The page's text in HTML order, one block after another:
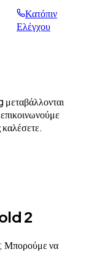
Κατόπιν
Ελέγχου
2
Μπορούμε να